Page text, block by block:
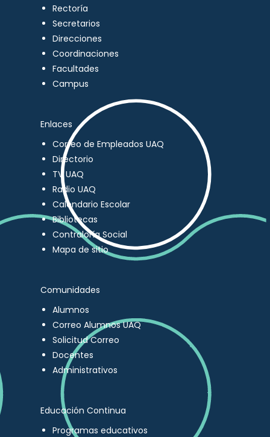
Rectoría
Secretarios
Direcciones
Coordinaciones
Facultades
Campus
Enlaces
Correo de Empleados UAQ
Directorio
TV UAQ
Radio UAQ
Calendario Escolar
Bibliotecas
Contraloría Social
Mapa de sitio
Comunidades
Alumnos
Correo Alumnos UAQ
Solicitud Correo
Docentes
Administrativos
Educación Continua
Programas educativos